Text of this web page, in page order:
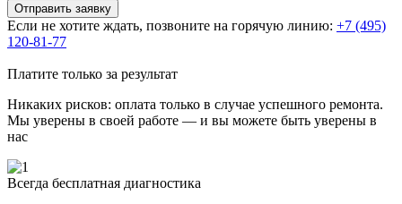
Отправить заявку
Если не хотите ждать, позвоните на горячую линию: +7 (495)
120-81-77
Платите только за результат
Никаких рисков: оплата только в случае успешного ремонта.
Мы уверены в своей работе — и вы можете быть уверены в
нас
Всегда бесплатная диагностика